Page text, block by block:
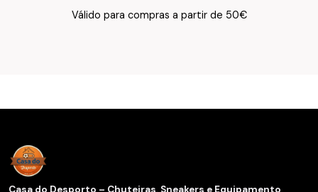
Válido para compras a partir de 50€
Texto do Verso do Cartão de Informação